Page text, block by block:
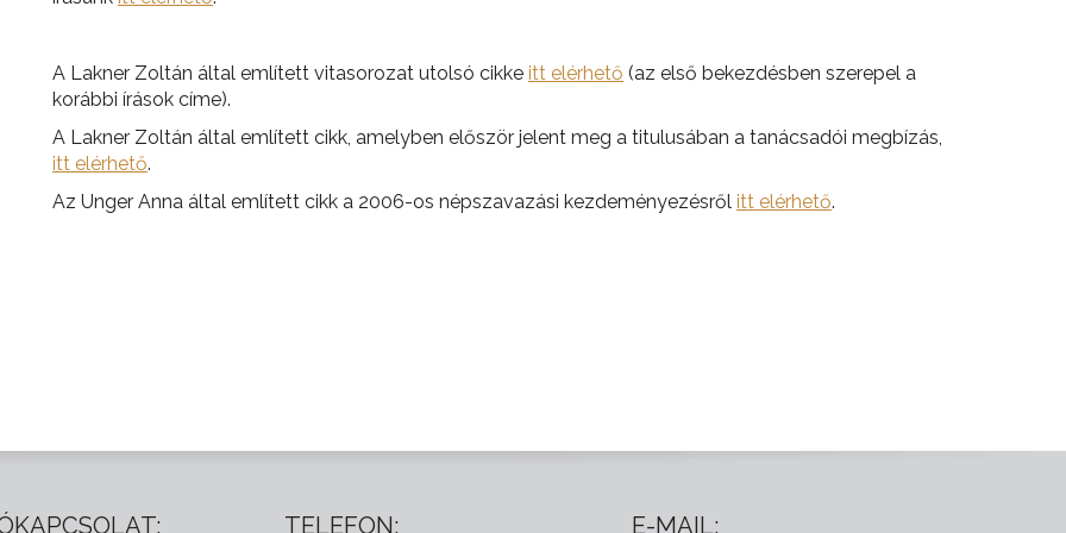
A Lakner Zoltán által említett vitasorozat utolsó cikke itt elérhető (az első bekezdésben szerepel a
korábbi írások címe).
A Lakner Zoltán által említett cikk, amelyben először jelent meg a titulusában a tanácsadói megbízás,
itt elérhető.
Az Unger Anna által említett cikk a 2006-os népszavazási kezdeményezésről itt elérhető.
TELEFON: E-MAIL: